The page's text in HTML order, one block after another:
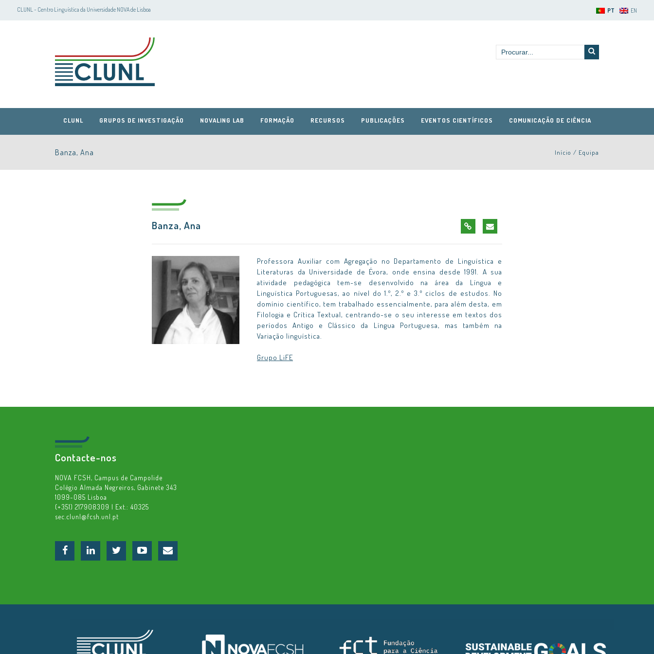
CLUNL - Centro Linguística da Universidade NOVA de Lisboa PT EN
CLUNL
CLUNL GRUPOS DE INVESTIGAÇÃO NOVALING LAB FORMAÇÃO RECURSOS PUBLICAÇÕES EVENTOS CIENTÍFICOS COMUNICAÇÃO DE CIÊNCIA
Banza, Ana Início / Equipa
Banza, Ana
Professora Auxiliar com Agregação no Departamento de Linguística e
Literaturas da Universidade de Évora, onde ensina desde 1991. A sua
atividade pedagógica tem-se desenvolvido na área da Língua e
Linguística Portuguesas, ao nível do 1.º, 2.º e 3.º ciclos de estudos. No
domínio científico, tem trabalhado essencialmente, para além desta, em
Filologia e Crítica Textual, centrando-se o seu interesse em textos dos
períodos Antigo e Clássico da Língua Portuguesa, mas também na
Variação linguística.
Grupo LiFE
Contacte-nos
NOVA FCSH, Campus de Campolide
Colégio Almada Negreiros, Gabinete 343
1099-085 Lisboa
(+351) 217908309 | Ext.: 40325
sec.clunl@fcsh.unl.pt